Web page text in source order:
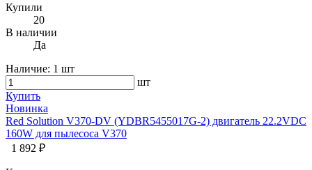
Купили
20
В наличии
Да
Наличие: 1 шт
шт
Купить
Новинка
Red Solution V370-DV (YDBR5455017G-2) двигатель 22.2VDC
160W для пылесоса V370
1 892 ₽